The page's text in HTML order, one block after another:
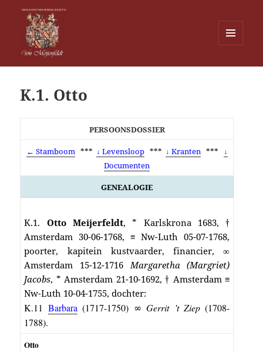
WIDGETS
K.1. Otto
PERSOONSDOSSIER
← Stamboom *** ↓ Levensloop *** ↓ Kranten ***
↓
Documenten
GENEALOGIE
K.1. OttoMeijerfeldt, * Karlskrona 1683, †
Amsterdam 30-06-1768, ≡ Nw-Luth 05-07-1768,
poorter, kapitein kustvaarder, financier, ∞
Amsterdam 15-12-1716Margaretha (Margriet)
Jacobs, * Amsterdam 21-10-1692, † Amsterdam ≡
Nw-Luth 10-04-1755, dochter:
K.11 Barbara(1717-1750) ∞Gerrit ’t Ziep (1708-
1788).
Otto